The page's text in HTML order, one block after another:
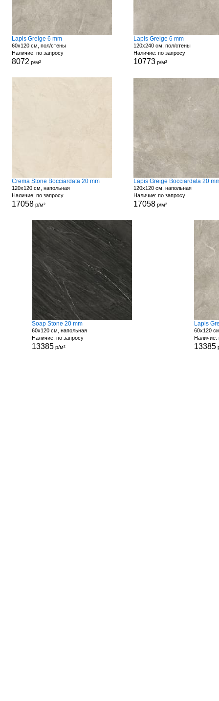
Lapis Greige 6 mm
60x120 см, пол/стены
Наличие: по запросу
8072 р/м²
Lapis Greige 6 mm
120x240 см, пол/стены
Наличие: по запросу
10773р/м²
Crema Stone Bocciardata 20 mm
120x120 см, напольная
Наличие: по запросу
17058р/м²
Lapis Greige Bocciardata 20
120x120 см, напольная
Наличие: по запросу
17058р/м²
Soap Stone 20 mm
60x120 см, напольная
Наличие: по запросу
13385 р/м²
Lapis
60x120
Наличие:
13385